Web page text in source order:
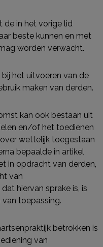
de in het vorige lid
beste kunnen en met
worden verwacht.
het uitvoeren van de
maken van derden.
kan ook bestaan uit
en/of het toedienen
wettelijk toegestaan
bepaalde in artikel
in opdracht van derden,
van
hiervan sprake is, is
toepassing.
betrokken is
van